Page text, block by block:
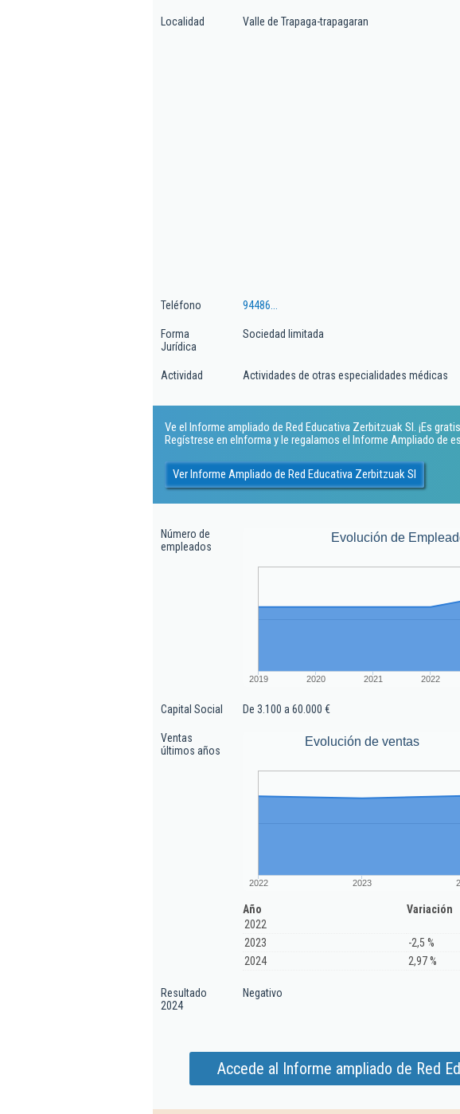
Localidad Valle de Trapaga-trapagaran
Teléfono 94486...
Forma
Jurídica
Sociedad limitada
Actividad Actividades de otras especialidades médicas
Ve el Informe ampliado de Red Educativa Zerbitzuak Sl. ¡Es
Regístrese en eInforma y le regalamos el Informe Ampliado de
Ver Informe Ampliado de Red Educativa Zerbitzuak Sl
Número de
empleados
Evolución de
2019 2020 2021 2022
Capital Social De 3.100 a 60.000 €
Ventas
últimos años
Evolución de ventas
2022 2023
Año
Variación
2022
2023
-2,5 %
2024
2,97 %
Resultado
2024
Negativo
Accede al Informe ampliado de Red